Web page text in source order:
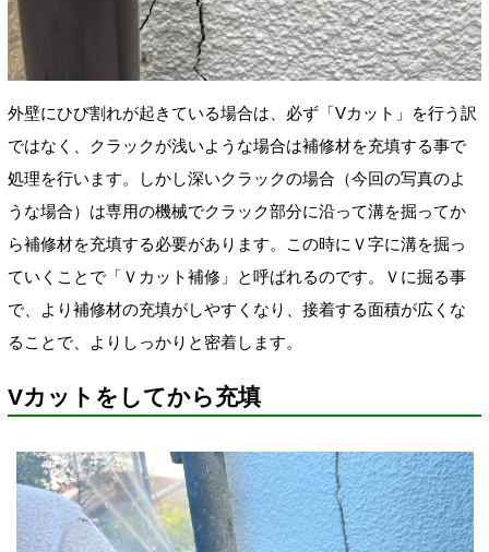
外壁にひび割れが起きている場合は、必ず「Vカット」を行う訳
ではなく、クラックが浅いような場合は補修材を充填する事で
処理を行います。しかし深いクラックの場合（今回の写真のよ
うな場合）は専用の機械でクラック部分に沿って溝を掘ってか
ら補修材を充填する必要があります。この時にＶ字に溝を掘っ
ていくことで「Ｖカット補修」と呼ばれるのです。Ｖに掘る事
で、より補修材の充填がしやすくなり、接着する面積が広くな
ることで、よりしっかりと密着します。
Vカットをしてから充填